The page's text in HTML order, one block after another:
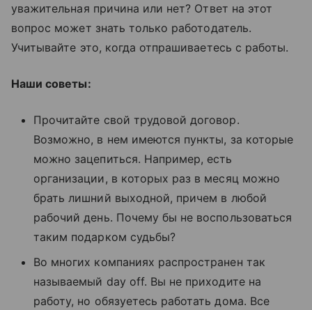
уважительная причина или нет? Ответ на этот
вопрос может знать только работодатель.
Учитывайте это, когда отпрашиваетесь с работы.
Наши советы:
Прочитайте свой трудовой договор.
Возможно, в нем имеются пункты, за которые
можно зацепиться. Например, есть
организации, в которых раз в месяц можно
брать лишний выходной, причем в любой
рабочий день. Почему бы не воспользоваться
таким подарком судьбы?
Во многих компаниях распространен так
называемый day off. Вы не приходите на
работу, но обязуетесь работать дома. Все